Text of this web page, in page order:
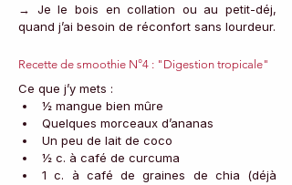
→ Je le bois en collation ou au petit-déj,
quand j’ai besoin de réconfort sans lourdeur.
Recette de smoothie N°4 : "Digestion tropicale"
Ce que j’y mets :
½ mangue bien mûre
Quelques morceaux d’ananas
Un peu de lait de coco
½ c. à café de curcuma
1 c. à café de graines de chia (déjà